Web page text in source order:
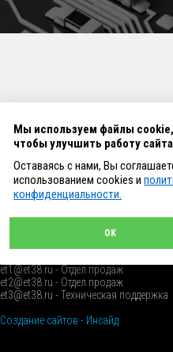
КОНТАКТЫ
+7 (914) 010-76-83, 8 (3952) 93-27-93
et1@et38.ru - Отдел продаж
et2@et38.ru - Отдел продаж
et3@et38.ru - Техническая поддержка
Создание сайтов - Инсайд
Мы используем файлы cookie,
чтобы улучшить работу сайта
Оставаясь с нами, Вы
использованием cookies и
конфиденциальности.
OK